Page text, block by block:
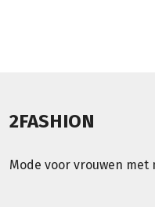
2FASHION
Mode voor vrouwen met